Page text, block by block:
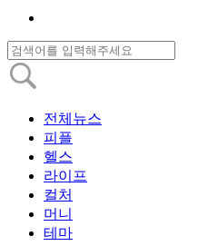
전체뉴스
피플
헬스
라이프
컬처
머니
테마